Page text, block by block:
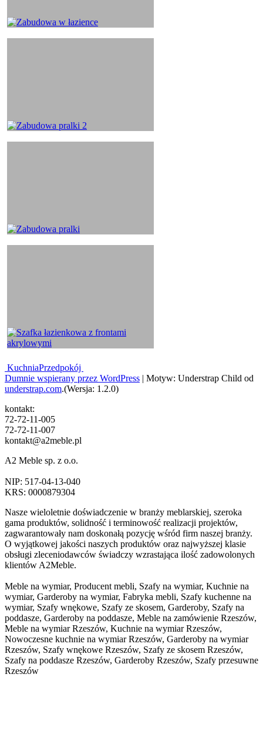
Nawigacja
wpisu
KuchniaPrzedpokój
Dumnie wspierany przez WordPress | Motyw: Understrap Child od
understrap.com.(Wersja: 1.2.0)
kontakt:
72-72-11-005
72-72-11-007
kontakt@a2meble.pl
A2 Meble sp. z o.o.
NIP: 517-04-13-040
KRS: 0000879304
Nasze wieloletnie doświadczenie w branży meblarskiej, szeroka
gama produktów, solidność i terminowość realizacji projektów,
zagwarantowały nam doskonałą pozycję wśród firm naszej branży.
O wyjątkowej jakości naszych produktów oraz najwyższej klasie
obsługi zleceniodawców świadczy wzrastająca ilość zadowolonych
klientów A2Meble.
Meble na wymiar, Producent mebli, Szafy na wymiar, Kuchnie na
wymiar, Garderoby na wymiar, Fabryka mebli, Szafy kuchenne na
wymiar, Szafy wnękowe, Szafy ze skosem, Garderoby, Szafy na
poddasze, Garderoby na poddasze, Meble na zamówienie Rzeszów,
Meble na wymiar Rzeszów, Kuchnie na wymiar Rzeszów,
Nowoczesne kuchnie na wymiar Rzeszów, Garderoby na wymiar
Rzeszów, Szafy wnękowe Rzeszów, Szafy ze skosem Rzeszów,
Szafy na poddasze Rzeszów, Garderoby Rzeszów, Szafy przesuwne
Rzeszów